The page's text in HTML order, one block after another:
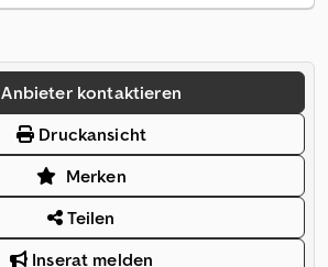
Anbieter kontaktieren
Druckansicht
Merken
Teilen
Inserat melden